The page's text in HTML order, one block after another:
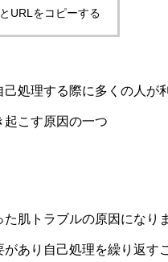
URLをコピーする
処理する際に多くの人が
こす原因の一つ
肌トラブルの原因になり
あり自己処理を繰り返す